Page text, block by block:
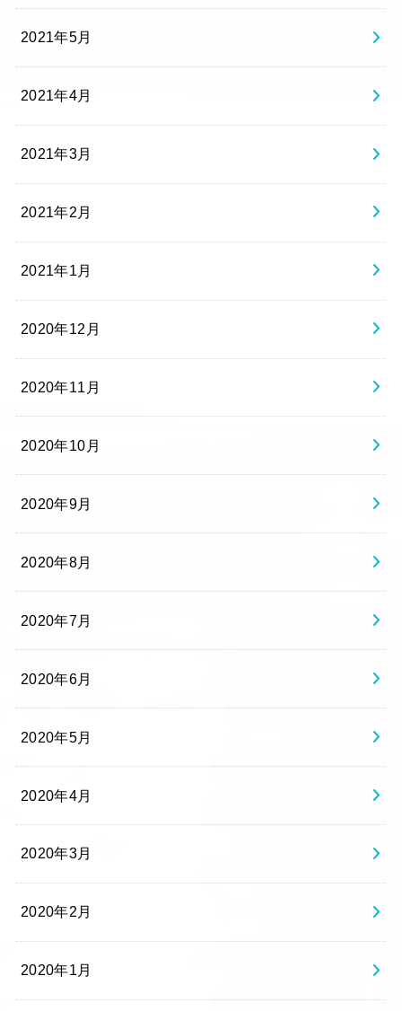
2021年5月
2021年4月
2021年3月
2021年2月
2021年1月
2020年12月
2020年11月
2020年10月
2020年9月
2020年8月
2020年7月
2020年6月
2020年5月
2020年4月
2020年3月
2020年2月
2020年1月